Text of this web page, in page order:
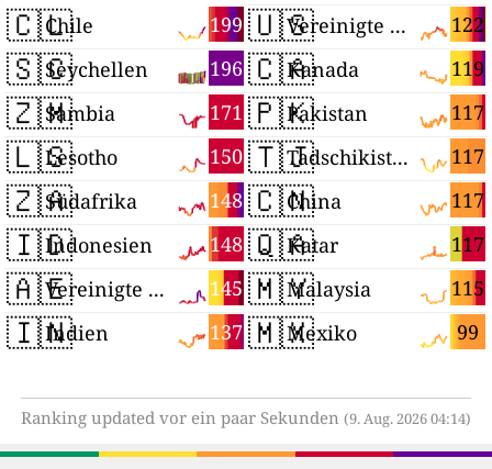
🇨🇱 199
Chile
🇸🇨 196
Seychellen
🇿🇲 171
Sambia
🇱🇸 150
Lesotho
🇿🇦 148
Südafrika
🇮🇩 148
Indonesien
🇦🇪 145
Vereinigte Arabische Emirate
🇮🇳 137
Indien
🇺🇸 122
Vereinigte Staaten
🇨🇦 119
Kanada
🇵🇰 117
Pakistan
🇹🇯 117
Tadschikistan
🇨🇳 117
China
🇶🇦 117
Katar
🇲🇾 115
Malaysia
🇲🇽 99
Mexiko
Ranking updated vor ein paar Sekunden (9. Aug. 2026 04:14)